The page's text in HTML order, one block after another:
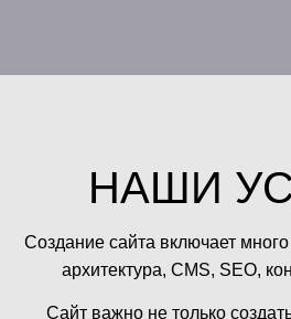
НАШИ
Создание сайта включает
архитектура, CMS, SEO,
Сайт важно не только